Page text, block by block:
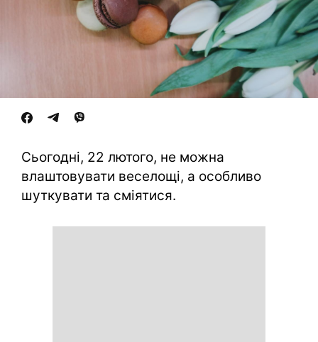
Сьогодні, 22 лютого, не можна
влаштовувати веселощі, а особливо
шуткувати та сміятися.